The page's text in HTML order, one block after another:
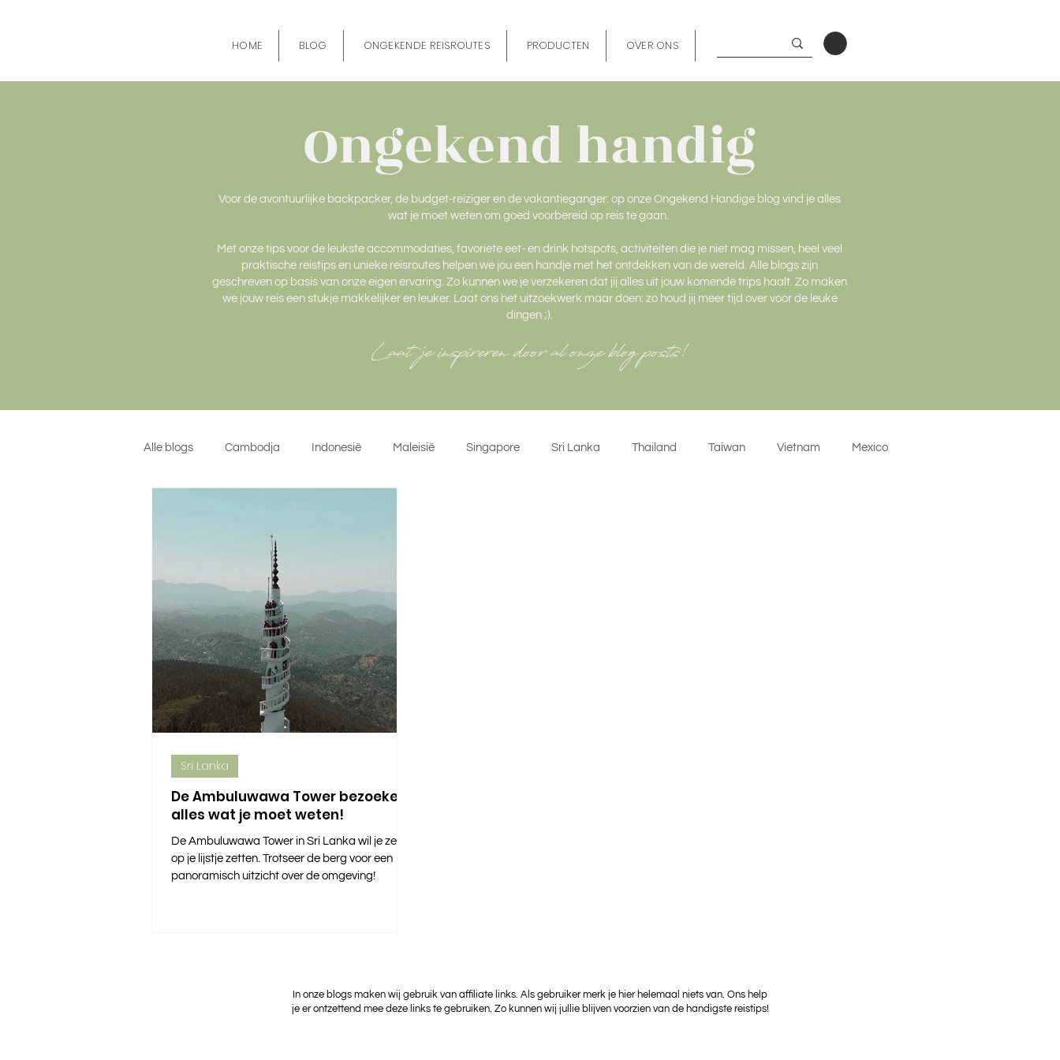
HOME BLOG ONGEKENDE REISROUTES PRODUCTEN OVER ONS
Ongekend handig
Voor de avontuurlijke backpacker, de budget-reiziger en de vakantieganger: op onze Ongekend Handige blog vind je alles
wat je moet weten om goed voorbereid op reis te gaan.
Met onze tips voor de leukste accommodaties, favoriete eet- en drink hotspots, activiteiten die je niet mag missen, heel veel
praktische reistips en unieke reisroutes helpen we jou een handje met het ontdekken van de wereld. Alle blogs zijn
geschreven op basis van onze eigen ervaring. Zo kunnen we je verzekeren dat jij alles uit jouw komende trips haalt. Zo maken
we jouw reis een stukje makkelijker en leuker. Laat ons het uitzoekwerk maar doen: zo houd jij meer tijd over voor de leuke
dingen ;).
Laat je inspireren door al onze blog posts!
Alle blogs Cambodja Indonesië Maleisië Singapore Sri Lanka Thailand Taiwan Vietnam Mexico
De Ambuluwawa Tower bezoeken:
alles wat je moet weten!
De Ambuluwawa Tower in Sri Lanka wil je zeker
op je lijstje zetten. Trotseer de berg voor een
panoramisch uitzicht over de omgeving!
Sri Lanka
In onze blogs maken wij gebruik van affiliate links. Als gebruiker merk je hier helemaal niets van. Ons help
je er ontzettend mee deze links te gebruiken. Zo kunnen wij jullie blijven voorzien van de handigste reistips!